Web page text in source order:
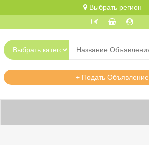
Выбрать регион
+ Подать Объявление